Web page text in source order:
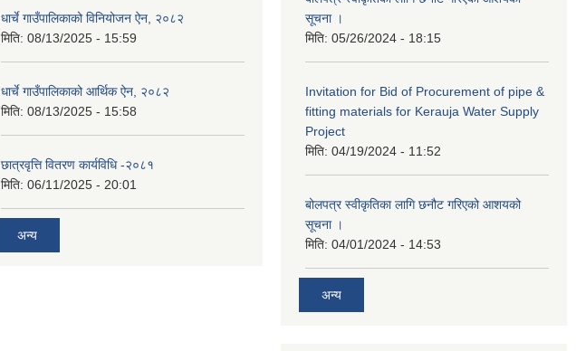
धार्चे गाउँपालिकाको विनियोजन ऐन, २०८२
मिति: 08/13/2025 - 15:59
धार्चे गाउँपालिकाको आर्थिक ऐन, २०८२
मिति: 08/13/2025 - 15:58
छात्रवृत्ति वितरण कार्यविधि -२०८१
मिति: 06/11/2025 - 20:01
अन्य
सूचना ।
मिति: 05/26/2024 - 18:15
Invitation for Bid of Procurement of pipe &
fitting materials for Kerauja Water Supply
Project
मिति: 04/19/2024 - 11:52
बोलपत्र स्वीकृतिका लागि छनौट गरिएको आशयको
सूचना ।
मिति: 04/01/2024 - 14:53
अन्य